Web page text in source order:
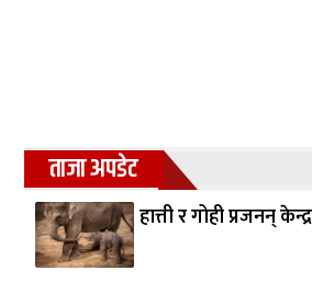
ताजा अपडेट
हात्ती र गोही प्रजनन्